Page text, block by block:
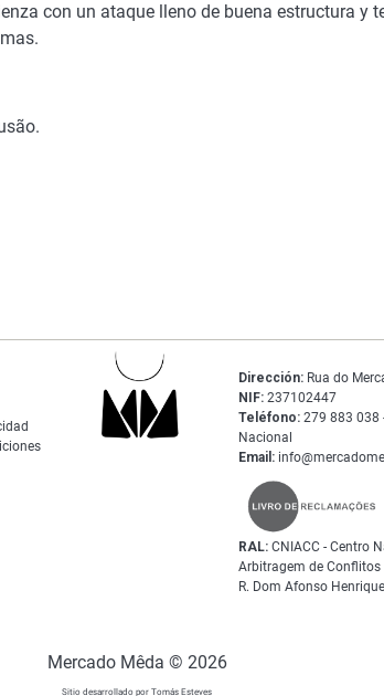
con un ataque lleno de buena estructura
Dirección:Rua do
NIF:237102447
Teléfono:279 883 038
Nacional
Email:
RAL:CNIACC - Centro
Arbitragem de Conflitos
R. Dom Afonso
Mercado Mêda © 2026
Sitio desarrollado por Tomás Esteves